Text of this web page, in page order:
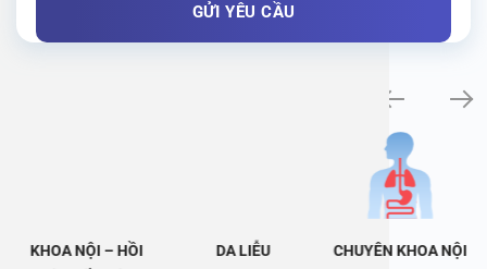
KHOA NỘI – HỒI
DA LIỄU CHUYÊN KHOA NỘI